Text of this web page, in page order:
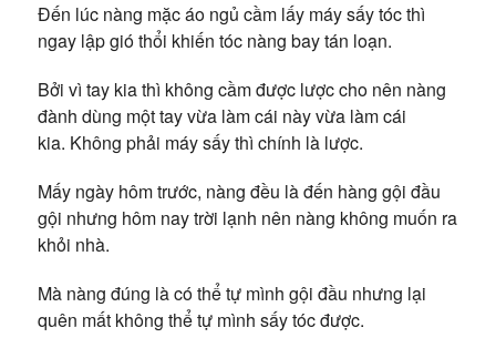
Đến lúc nàng mặc áo ngủ cầm lấy máy sấy tóc thì
ngay lập gió thổi khiến tóc nàng bay tán loạn.
Bởi vì tay kia thì không cầm được lược cho nên nàng
đành dùng một tay vừa làm cái này vừa làm cái
kia. Không phải máy sấy thì chính là lược.
Mấy ngày hôm trước, nàng đều là đến hàng gội đầu
gội nhưng hôm nay trời lạnh nên nàng không muốn ra
khỏi nhà.
Mà nàng đúng là có thể tự mình gội đầu nhưng lại
quên mất không thể tự mình sấy tóc được.